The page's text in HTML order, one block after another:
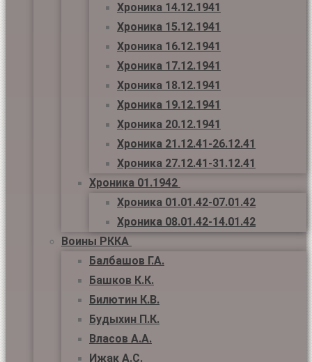
Хроника 14.12.1941
Хроника 15.12.1941
Хроника 16.12.1941
Хроника 17.12.1941
Хроника 18.12.1941
Хроника 19.12.1941
Хроника 20.12.1941
Хроника 21.12.41-26.12.41
Хроника 27.12.41-31.12.41
Хроника 01.1942
Хроника 01.01.42-07.01.42
Хроника 08.01.42-14.01.42
Воины РККА
Балбашов Г.А.
Башков К.К.
Билютин К.В.
Будыхин П.К.
Власов А.А.
Ижак А.С.